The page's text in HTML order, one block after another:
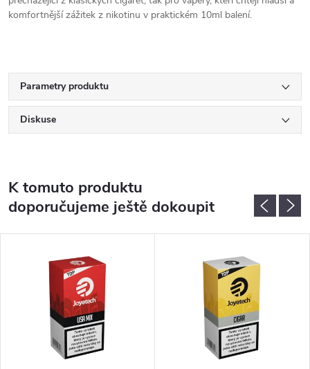
komfortnější zážitek z nikotinu v praktickém 10ml balení.
Parametry produktu
Diskuse
K tomuto produktu
doporučujeme ještě dokoupit